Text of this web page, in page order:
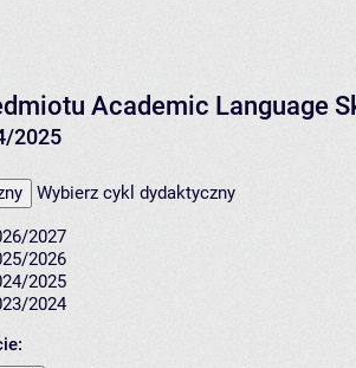
Academic Language
2025
Wybierz cykl dydaktyczny
2027
2026
2025
2024